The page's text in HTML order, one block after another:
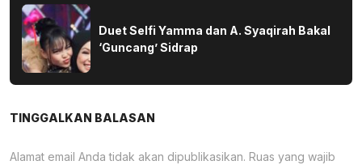
Duet Selfi Yamma dan A. Syaqirah Bakal
‘Guncang’ Sidrap
TINGGALKAN BALASAN
Alamat email Anda tidak akan dipublikasikan. Ruas yang wajib